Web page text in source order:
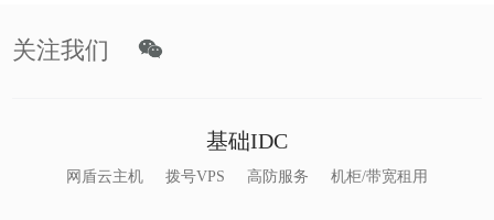
关注我们
基础IDC
网盾云主机 拨号VPS 高防服务 机柜/带宽租用